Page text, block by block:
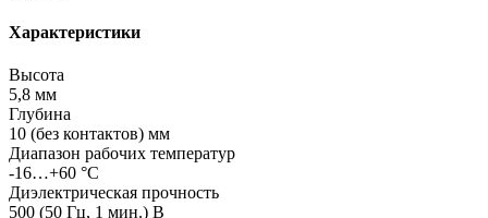
Характеристики
Высота
5,8 мм
Глубина
10 (без контактов) мм
Диапазон рабочих температур
-16…+60 °С
Диэлектрическая прочность
500 (50 Гц, 1 мин.) В